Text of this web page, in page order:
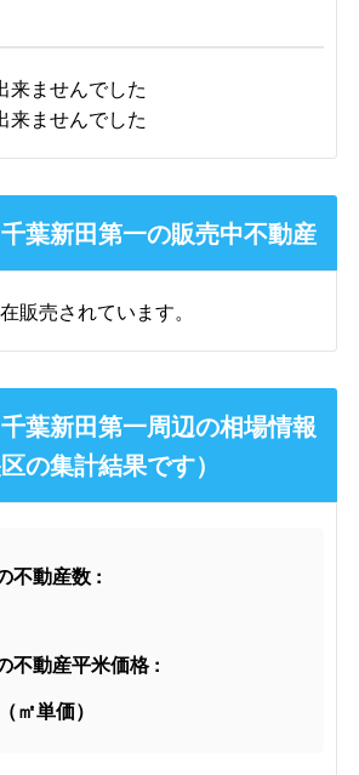
来ませんでした
来ませんでした
葉新田第一の販売中不動産
販売されています。
葉新田第一周辺の相場情報
の集計結果です）
不動産数 :
不動産平米価格 :
㎡単価）